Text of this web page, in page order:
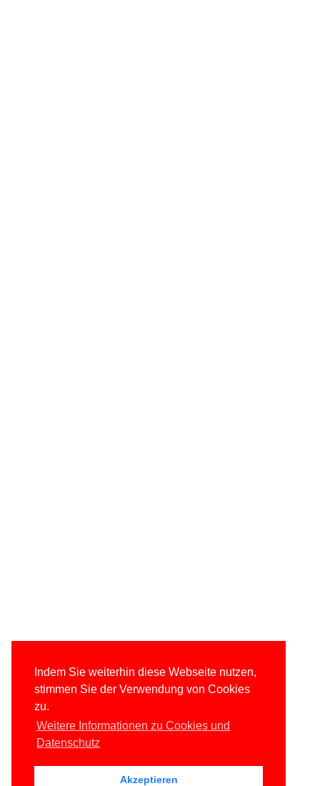
Indem Sie weiterhin diese Webseite nutzen,
stimmen Sie der Verwendung von Cookies
zu.
Weitere Informationen zu Cookies und
Datenschutz
Akzeptieren